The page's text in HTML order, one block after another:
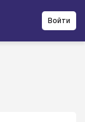
Войти